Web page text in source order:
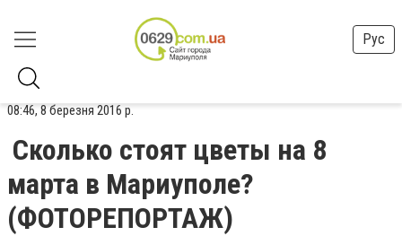
Рус
08:46, 8 березня 2016 р.
Сколько стоят цветы на 8
марта в Мариуполе?
(ФОТОРЕПОРТАЖ)